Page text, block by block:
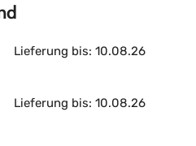
Lieferung bis: 10.08.26
Lieferung bis: 10.08.26